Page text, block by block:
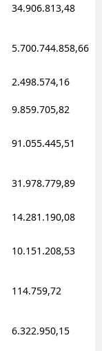
34.906.813,48
5.700.744.858,66
2.498.574,16
9.859.705,82
91.055.445,51
31.978.779,89
14.281.190,08
10.151.208,53
114.759,72
6.322.950,15